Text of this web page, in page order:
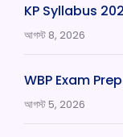
KP Syllabus 2026:
আগস্ট 8, 2026
WBP Exam
আগস্ট 5, 2026